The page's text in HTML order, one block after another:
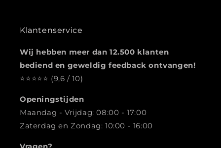
Klantenservice
Wij hebben meer dan 12.500 klanten
bediend en geweldig feedback ontvangen!
⭐️️️️️️️️️️️️️️️⭐️⭐️⭐️⭐️ (9,6 / 10)
Openingstijden
Maandag - Vrijdag: 08:00 - 17:00
Zaterdag en Zondag: 10:00 - 16:00